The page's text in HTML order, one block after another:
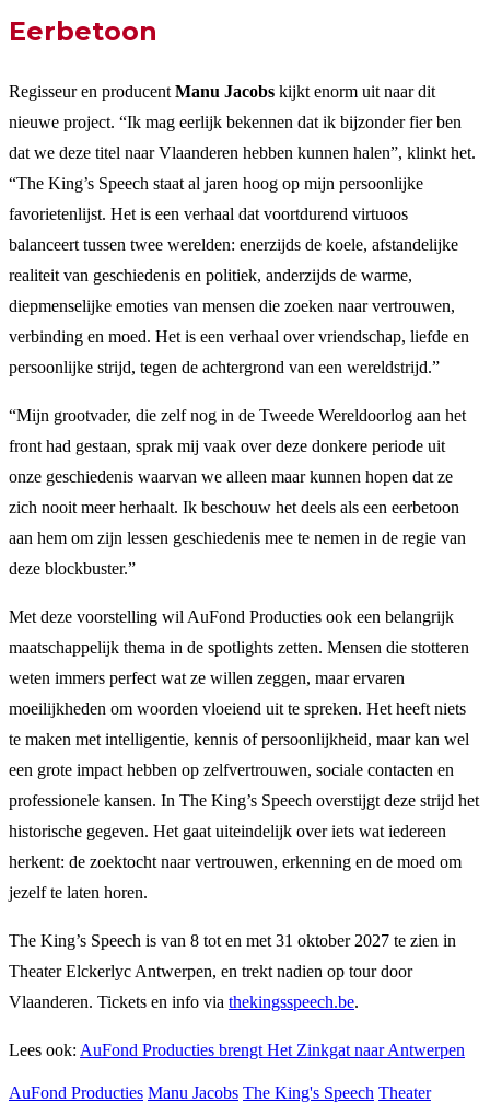
Eerbetoon
Regisseur en producent Manu Jacobs kijkt enorm uit naar dit
nieuwe project. “Ik mag eerlijk bekennen dat ik bijzonder fier ben
dat we deze titel naar Vlaanderen hebben kunnen halen”, klinkt het.
“The King’s Speech staat al jaren hoog op mijn persoonlijke
favorietenlijst. Het is een verhaal dat voortdurend virtuoos
balanceert tussen twee werelden: enerzijds de koele, afstandelijke
realiteit van geschiedenis en politiek, anderzijds de warme,
diepmenselijke emoties van mensen die zoeken naar vertrouwen,
verbinding en moed. Het is een verhaal over vriendschap, liefde en
persoonlijke strijd, tegen de achtergrond van een wereldstrijd.”
“Mijn grootvader, die zelf nog in de Tweede Wereldoorlog aan het
front had gestaan, sprak mij vaak over deze donkere periode uit
onze geschiedenis waarvan we alleen maar kunnen hopen dat ze
zich nooit meer herhaalt. Ik beschouw het deels als een eerbetoon
aan hem om zijn lessen geschiedenis mee te nemen in de regie van
deze blockbuster.”
Met deze voorstelling wil AuFond Producties ook een belangrijk
maatschappelijk thema in de spotlights zetten. Mensen die stotteren
weten immers perfect wat ze willen zeggen, maar ervaren
moeilijkheden om woorden vloeiend uit te spreken. Het heeft niets
te maken met intelligentie, kennis of persoonlijkheid, maar kan wel
een grote impact hebben op zelfvertrouwen, sociale contacten en
professionele kansen. In The King’s Speech overstijgt deze strijd het
historische gegeven. Het gaat uiteindelijk over iets wat iedereen
herkent: de zoektocht naar vertrouwen, erkenning en de moed om
jezelf te laten horen.
The King’s Speech is van 8 tot en met 31 oktober 2027 te zien in
Theater Elckerlyc Antwerpen, en trekt nadien op tour door
Vlaanderen. Tickets en info via thekingsspeech.be.
Lees ook: AuFond Producties brengt Het Zinkgat naar Antwerpen
AuFond Producties Manu Jacobs The King's Speech Theater